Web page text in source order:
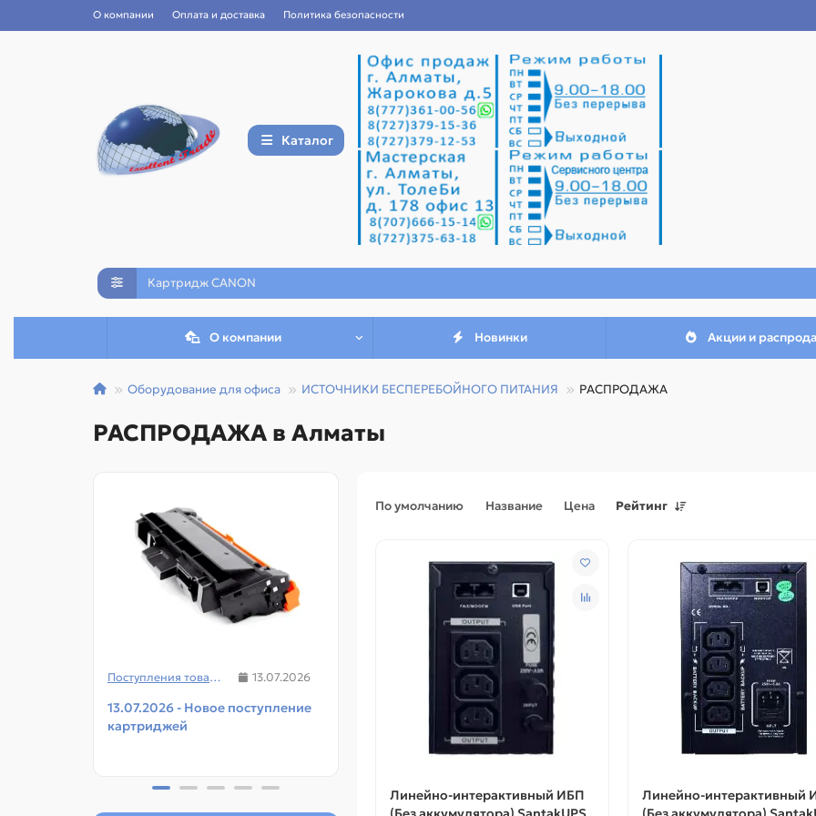
О компании Оплата и доставка Политика безопасности
Каталог
О компании Новинки Акции и
Оборудование для офиса ИСТОЧНИКИ БЕСПЕРЕБОЙНОГО ПИТАНИЯ РАСПРОДАЖА
РАСПРОДАЖА в Алматы
Поступления товаров 13.07.2026
13.07.2026 - Новое поступление
картриджей
Поступления товаров 08.07.2026
08.07.2026 - Новое поступление
чипов для картриджей и
Поступления товаров
23.06.2026 - Новое
запчастей для картриджей и
По умолчанию Название Цена Рейтинг
Линейно-интерактивный ИБП
Линейно-интерактивный